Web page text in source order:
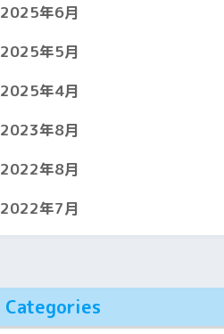
2025年6月
2025年5月
2025年4月
2023年8月
2022年8月
2022年7月
Categories